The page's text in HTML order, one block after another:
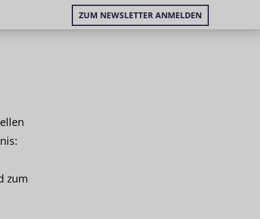
ZUM NEWSLETTER ANMELDEN
zum